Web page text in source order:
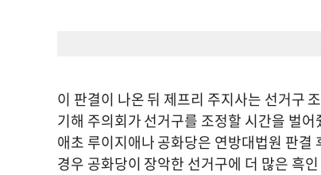
이 판결이 나온 뒤 제프리 주지사는 선거구
기해 주의회가 선거구를 조정할 시간을 벌어
애초 루이지애나 공화당은 연방대법원 판결
경우 공화당이 장악한 선거구에 더 많은 흑